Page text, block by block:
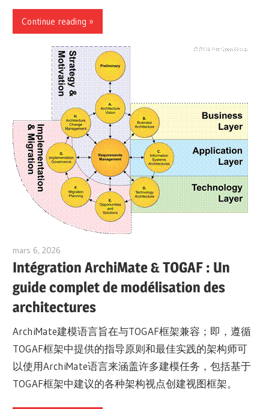
Continue reading
mars 6, 2026
Intégration ArchiMate & TOGAF : Un
guide complet de modélisation des
architectures
ArchiMate建模语言旨在与TOGAF框架兼容；即，遵循
TOGAF框架中提供的指导原则和最佳实践的架构师可
以使用ArchiMate语言来涵盖许多建模任务，包括基于
TOGAF框架中建议的各种架构视点创建视图框架。